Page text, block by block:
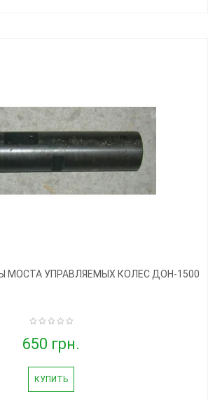
МОСТА УПРАВЛЯЕМЫХ КОЛЕС ДОН-1500
650 грн.
КУПИТЬ